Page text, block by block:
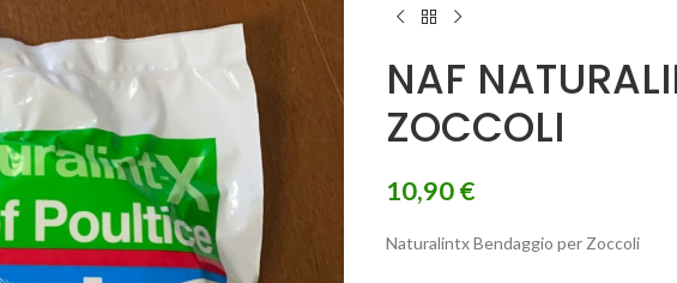
NAF
ZOCCOLI
10,90€
Naturalintx Bendaggio per Zoccoli